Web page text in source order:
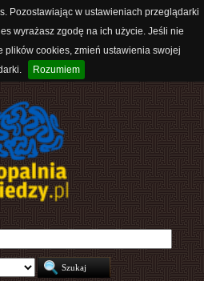
Pozostawiając w ustawieniach przeglądarki
wyrażasz zgodę na ich użycie. Jeśli nie
plików cookies, zmień ustawienia swojej
Rozumiem